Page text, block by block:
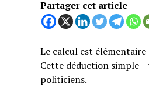
Partager cet article
Le calcul est
Cette déduction simple –
politiciens.